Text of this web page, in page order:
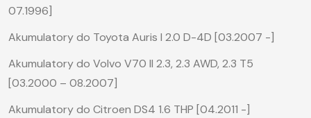
07.1996]
Akumulatory do Toyota Auris I 2.0 D-4D [03.2007 -]
Akumulatory do Volvo V70 II 2.3, 2.3 AWD, 2.3 T5
[03.2000 – 08.2007]
Akumulatory do Citroen DS4 1.6 THP [04.2011 -]